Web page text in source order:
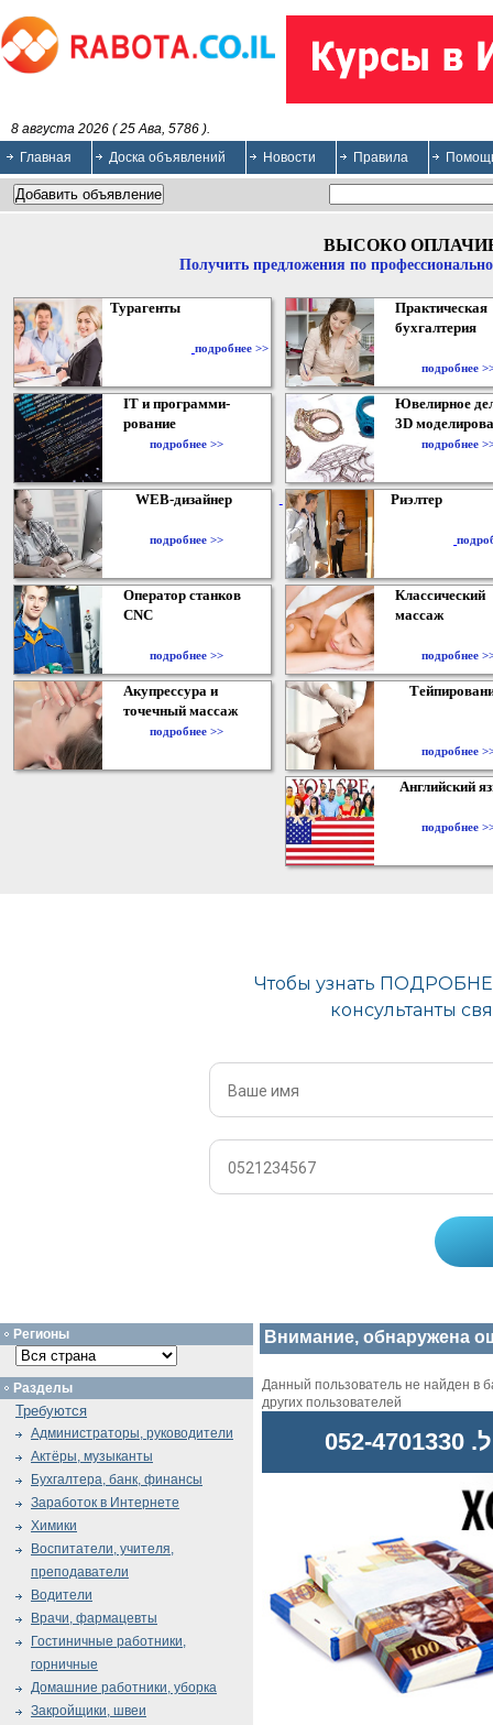
8 августа 2026 ( 25 Ава, 5786 ).
Главная
Доска объявлений Новости Правила
ВЫСОКО
Получить предложения по
Турагенты
подробнее >>
Практическая
бухгалтерия
подробнее
IT и программи-
рование
подробнее >>
Ювелирное
3D
подробнее
WEB-дизайнер
подробнее >>
Риэлтер
Оператор станков
CNC
подробнее >>
Классический
массаж
подробнее
Акупрессура и
точечный массаж
подробнее >>
подробнее
Английский
подробнее
Внимание, обнаружена
Данный пользователь не найден в
других пользователей
Регионы
Разделы
Требуются
Администраторы, руководители
Актёры, музыканты
Бухгалтера, банк, финансы
Заработок в Интернете
Химики
Воспитатели, учителя,
преподаватели
Водители
Врачи, фармацевты
Гостиничные работники,
горничные
Домашние работники, уборка
Закройщики, швеи